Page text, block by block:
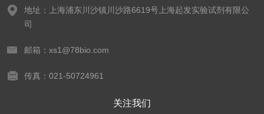
地址：上海浦东川沙镇川沙路6619号上海起发实验试剂有限公
司
邮箱：xs1@78bio.com
传真：021-50724961
关注我们